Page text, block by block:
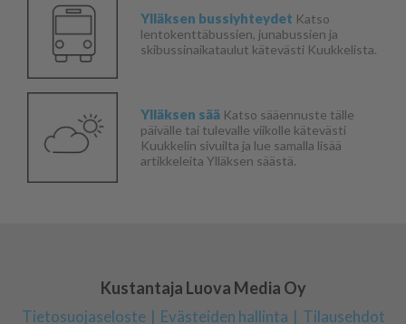
Ylläksen bussiyhteydet Katso
lentokenttäbussien, junabussien ja
skibussinaikataulut kätevästi Kuukkelista.
Ylläksen sää Katso sääennuste tälle
päivälle tai tulevalle viikolle kätevästi
Kuukkelin sivuilta ja lue samalla lisää
artikkeleita Ylläksen säästä.
Kustantaja Luova Media Oy
Tietosuojaseloste Evästeiden hallinta Tilausehdot